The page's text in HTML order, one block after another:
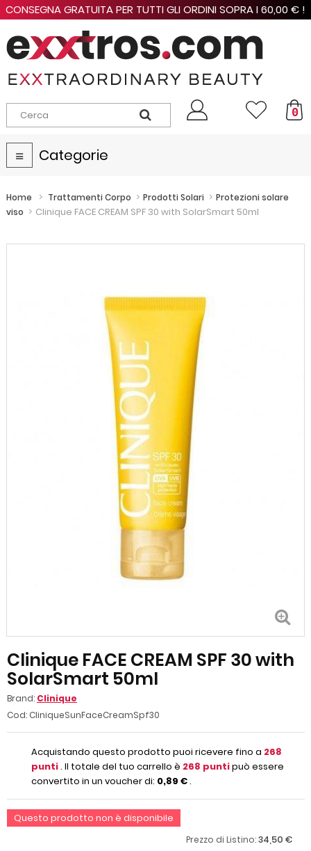
CONSEGNA GRATUITA PER TUTTI GLI ORDINI SOPRA I 60,00 € !
0
Navigazione
Toggle
Categorie
Home > Trattamenti Corpo > Prodotti Solari > Protezioni solare
viso > Clinique FACE CREAM SPF 30 with SolarSmart 50ml
Clinique FACE CREAM SPF 30 with
SolarSmart 50ml
Brand: Clinique
Cod: CliniqueSunFaceCreamSpf30
Acquistando questo prodotto puoi ricevere fino a 268
punti. Il totale del tuo carrello è 268 puntipuò essere
convertito in un voucher di: 0,89 €.
Questo prodotto non è disponibile
Prezzo di Listino:34,50 €